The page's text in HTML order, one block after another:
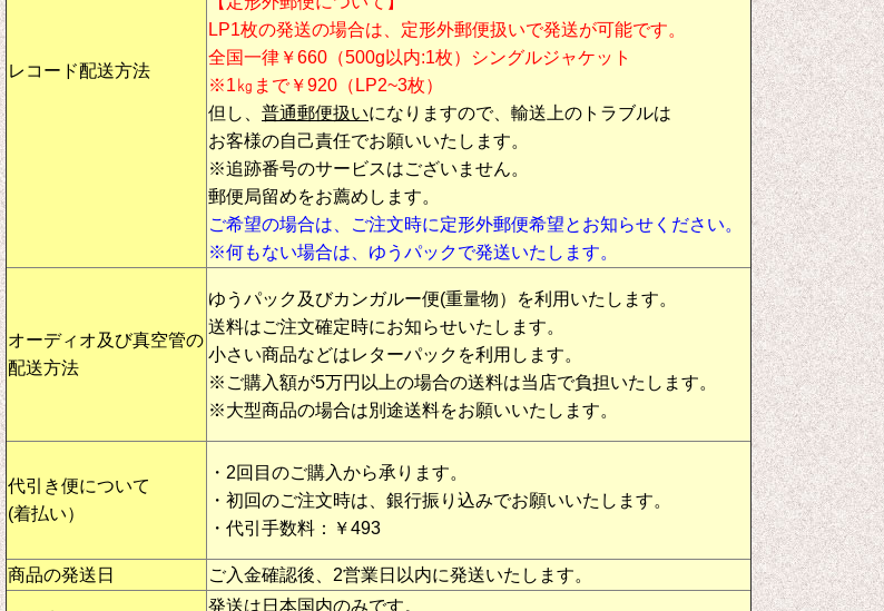
レコード配送方法
LP1枚の発送の場合は、定形外郵便扱いで発送が可能です。
全国一律￥660（500g以内:1枚）シングルジャケット
※1㎏まで￥920（LP2~3枚）
但し、 普通郵便扱いになりますので、輸送上のトラブルは
お客様の自己責任でお願いいたします。
※追跡番号のサービスはございません。
郵便局留めをお薦めします。
ご希望の場合は、ご注文時に定形外郵便希望とお知らせください。
※何もない場合は、ゆうパックで発送いたします。
オーディオ及び真空管の
配送方法
ゆうパック及びカンガルー便(重量物）を利用いたします。
送料はご注文確定時にお知らせいたします。
小さい商品などはレターパックを利用します。
※ご購入額が5万円以上の場合の送料は当店で負担いたします。
※大型商品の場合は別途送料をお願いいたします。
代引き便について
(着払い）
・2回目のご購入から承ります。
・初回のご注文時は、銀行振り込みでお願いいたします。
・代引手数料：￥493
商品の発送日 ご入金確認後、2営業日以内に発送いたします。
発送は日本国内のみです。